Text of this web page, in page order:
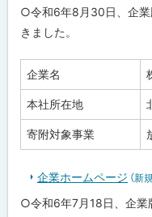
○令和6年8月30日、企業
きました。
企業名
本社所在地
寄附対象事業
企業ホームページ （新
○令和6年7月18日、企業